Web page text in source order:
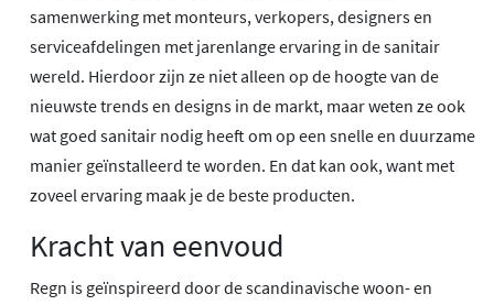
samenwerking met monteurs, verkopers, designers en
serviceafdelingen met jarenlange ervaring in de sanitair
wereld. Hierdoor zijn ze niet alleen op de hoogte van de
nieuwste trends en designs in de markt, maar weten ze ook
wat goed sanitair nodig heeft om op een snelle en duurzame
manier geïnstalleerd te worden. En dat kan ook, want met
zoveel ervaring maak je de beste producten.
Kracht van eenvoud
Regn is geïnspireerd door de scandinavische woon- en